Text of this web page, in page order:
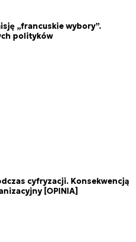
„francuskie wybory”.
polityków
cyfryzacji. Konsekwencją
[OPINIA]